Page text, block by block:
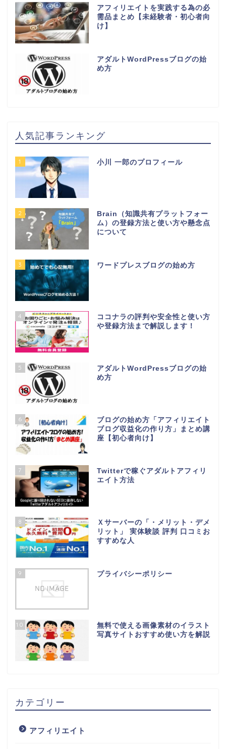
アフィリエイトを実践する為の必
需品まとめ【未経験者・初心者向
け】
アダルトWordPressブログの始
め方
人気記事ランキング
1 小川 一郎のプロフィール
2
Brain（知識共有プラットフォー
ム）の登録方法と使い方や懸念点
について
3 ワードプレスブログの始め方
4
ココナラの評判や安全性と使い方
や登録方法まで解説します！
5
アダルトWordPressブログの始
め方
6
ブログの始め方「アフィリエイト
ブログ収益化の作り方」まとめ講
座【初心者向け】
7
Twitterで稼ぐアダルトアフィリ
エイト方法
8
Ｘサーバーの「・メリット・デメ
リット」 実体験談 評判 口コミお
すすめな人
9 プライバシーポリシー
10
無料で使える画像素材のイラスト
写真サイトおすすめ使い方を解説
カテゴリー
アフィリエイト